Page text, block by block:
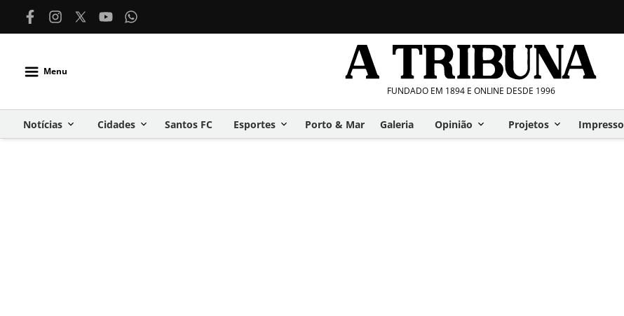
Menu
FUNDADO EM 1894 E ONLINE DESDE 1996
Notícias Cidades Santos FC Esportes Porto & Mar Galeria Opinião Projetos Impresso